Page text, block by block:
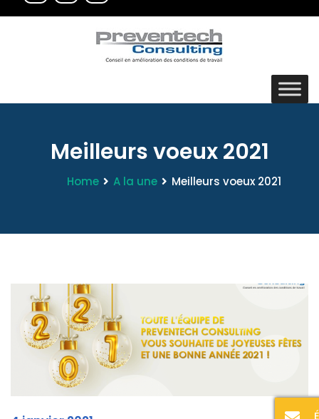
Meilleurs voeux 2021
Home A la une Meilleurs voeux 2021